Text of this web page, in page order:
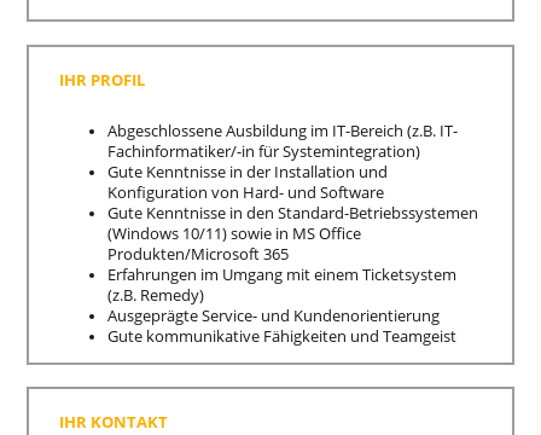
IHR PROFIL
Abgeschlossene Ausbildung im IT-Bereich (z.B. IT-
Fachinformatiker/-in für Systemintegration)
Gute Kenntnisse in der Installation und
Konfiguration von Hard- und Software
Gute Kenntnisse in den Standard-Betriebssystemen
(Windows 10/11) sowie in MS Office
Produkten/Microsoft 365
Erfahrungen im Umgang mit einem Ticketsystem
(z.B. Remedy)
Ausgeprägte Service- und Kundenorientierung
Gute kommunikative Fähigkeiten und Teamgeist
IHR KONTAKT